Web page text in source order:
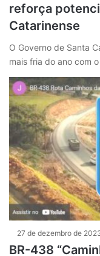
reforça
Catarinense
O Governo de Santa
mais fria do ano com
27 de dezembro de
BR-438